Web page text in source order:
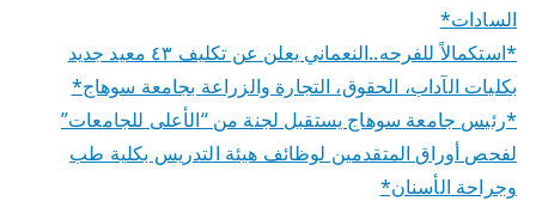
السادات*
*استكمالاً للفرحه..النعماني يعلن عن تكليف ٤٣ معيد جديد
بكليات الآداب، الحقوق، التجارة والزراعة بجامعة سوهاج*
*رئيس جامعة سوهاج يستقبل لجنة من “الأعلى للجامعات”
لفحص أوراق المتقدمين لوظائف هيئة التدريس بكلية طب
وجراحة الأسنان*